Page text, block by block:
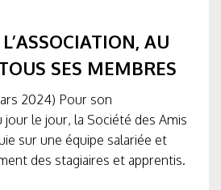
AU
SES MEMBRES
2024) Pour son
le jour, la Société des Amis
sur une équipe salariée et
des stagiaires et apprentis.